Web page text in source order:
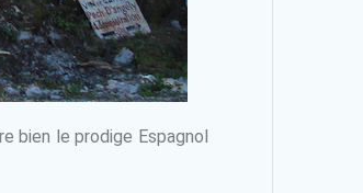
bien le prodige Espagnol